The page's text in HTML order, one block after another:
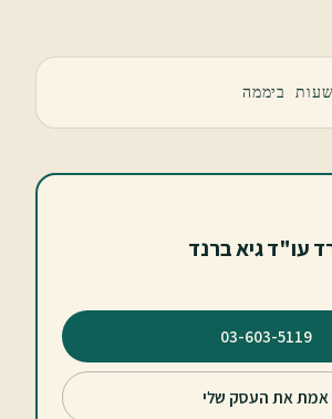
עו"ד גיא ברנד
⁦03-603-5119⁩
אמת את העסק שלי